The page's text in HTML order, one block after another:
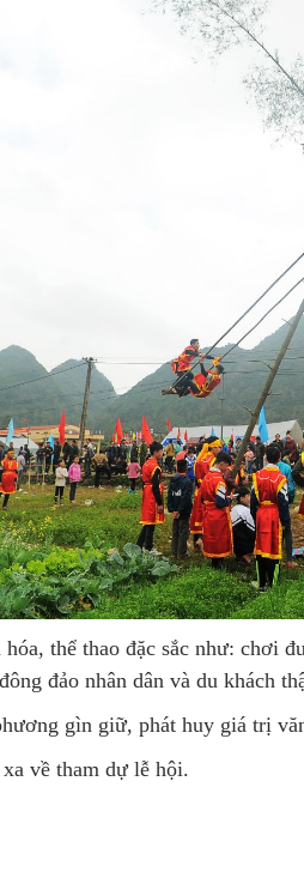
thể thao đặc sắc như: chơi
đảo nhân dân và du khách
gìn giữ, phát huy giá trị
về tham dự lễ hội.